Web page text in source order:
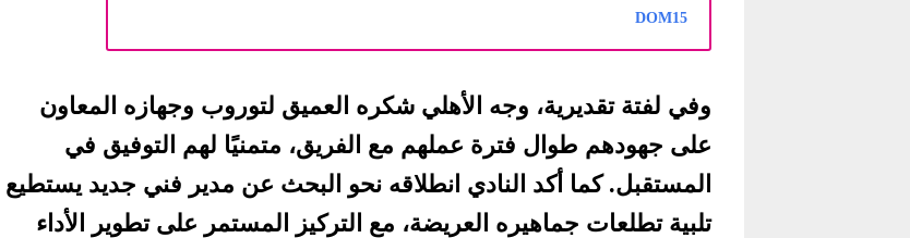
DOM15
وفي لفتة تقديرية، وجه الأهلي شكره العميق لتوروب وجهازه المعاون
على جهودهم طوال فترة عملهم مع الفريق، متمنيًا لهم التوفيق في
المستقبل. كما أكد النادي انطلاقه نحو البحث عن مدير فني جديد يستطيع
تلبية تطلعات جماهيره العريضة، مع التركيز المستمر على تطوير الأداء